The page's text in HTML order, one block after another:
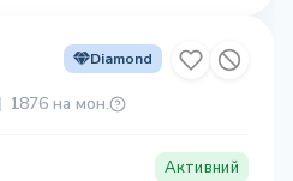
Diamond
1876 на мон.
Активний